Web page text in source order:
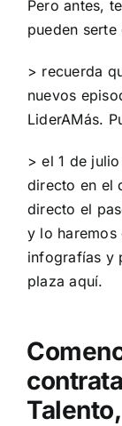
Pero antes,
pueden serte
> recuerda
nuevos
LiderAMás.
> el 1 de
directo en el
directo el
y lo haremos
infografías y
plaza aquí.